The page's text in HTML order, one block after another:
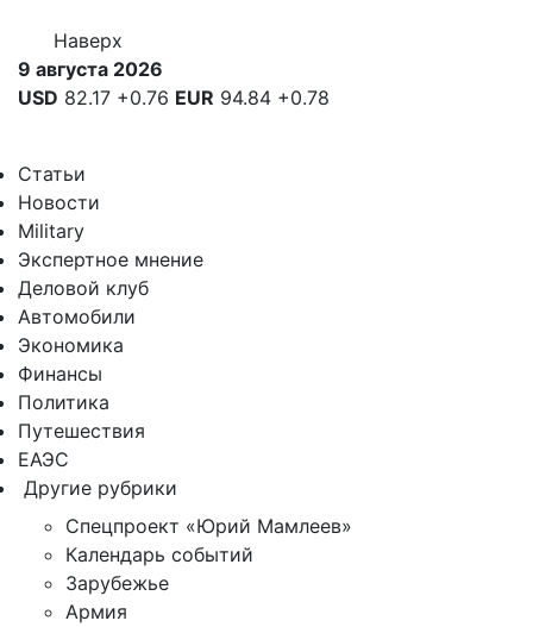
Наверх
9 августа 2026
USD 82.17 +0.76 EUR 94.84 +0.78
Статьи
Новости
Military
Экспертное мнение
Деловой клуб
Автомобили
Экономика
Финансы
Политика
Путешествия
ЕАЭС
Другие рубрики
Спецпроект «Юрий Мамлеев»
Календарь событий
Зарубежье
Армия